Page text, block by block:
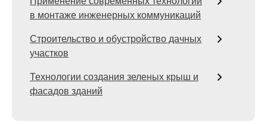
в монтаже инженерных коммуникаций
Строительство и обустройство дачных
участков
Технологии создания зеленых крыш и
фасадов зданий